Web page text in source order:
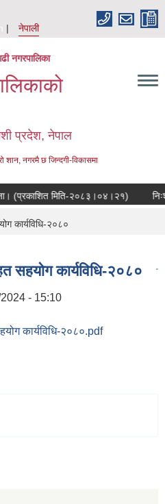
नेपाली
नगरपालिका
प्रदेश, नेपाल
शान, नगरमै छ जिन्दगी-विकासमा
मिति-२०८३।०४।२१)
कार्यविधि-२०८०
सहयोग कार्यविधि-२०८०
- 15:10
कार्यविधि-२०८०.pdf